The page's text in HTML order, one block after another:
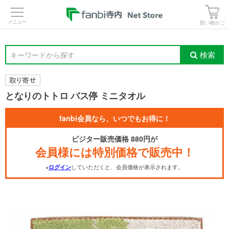
買い物かご
キーワードから探す 検索
となりのトトロ バス停 ミニタオル
fanbi会員なら、いつでもお得に！
ビジター販売価格 880円が
会員様には特別価格で販売中！
※ログインしていただくと、会員価格が表示されます。